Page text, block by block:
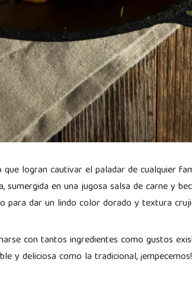
logran cautivar el paladar de cualquier
en una jugosa salsa de carne y
para dar un lindo color dorado y textura
con tantos ingredientes como gustos
y deliciosa como la tradicional, ¡empecemos!